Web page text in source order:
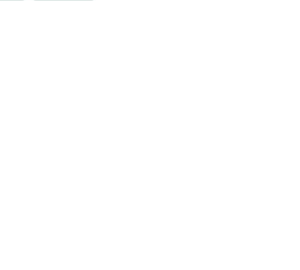
туманным, пахнущим гвоздикой. Хотелось поскорее увидеть
и слаженной.
вы не раз испытывали это чувство и знаете, как бьётся сердце от
словаре. Счастье — пиш..т Владимир Иванович Даль жела(н, нн)ая
Даль (не)даёт определения этому понятию? Он просто перечисляет
с благополучием земным блаженством с жела(н, нн)ой жизнью без
поговорок о счасть.. которые сл..жил ру(с, сс)кий народ.
знаков препинания, составьте схемы этих предложений.